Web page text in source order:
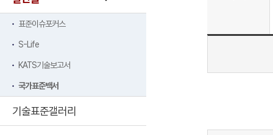
표준이슈포커스
S-Life
KATS기술보고서
국가표준백서
기술표준갤러리